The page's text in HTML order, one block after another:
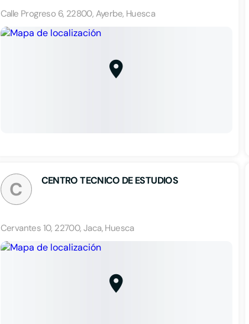
Calle Progreso 6, 22800, Ayerbe, Huesca
C CENTRO TECNICO DE ESTUDIOS
Cervantes 10, 22700, Jaca, Huesca